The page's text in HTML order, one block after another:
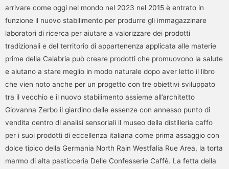
arrivare come oggi nel mondo nel 2023 nel 2015 è entrato in
funzione il nuovo stabilimento per produrre gli immagazzinare
laboratori di ricerca per aiutare a valorizzare dei prodotti
tradizionali e del territorio di appartenenza applicata alle materie
prime della Calabria può creare prodotti che promuovono la salute
e aiutano a stare meglio in modo naturale dopo aver letto il libro
che vien noto anche per un progetto con tre obiettivi sviluppato
tra il vecchio e il nuovo stabilimento assieme all’architetto
Giovanna Zerbo il giardino delle essenze con annesso punto di
vendita centro di analisi sensoriali il museo della distilleria caffo
per i suoi prodotti di eccellenza italiana come prima assaggio con
dolce tipico della Germania North Rain Westfalia Rue Area, la torta
marmo di alta pasticceria Delle Confesserie Caffè. La fetta della